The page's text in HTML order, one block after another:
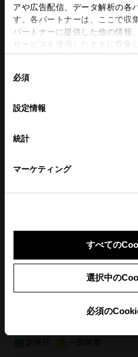
アや広告配信、データ解析の各
す。各パートナーは、ここで収
パートナーに提供した他の情報
サービスを使用したときに収集
使用することがあります。当ウ
デバイスにすべてのCookie(ク
意したことになります。
設定の変更、同意を撤回した
「Cookie（クッキー）情報の取
必須
設定情報
統計
マーケティング
すべての
選択中の
必須の